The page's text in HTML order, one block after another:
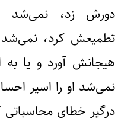
دورش زد، نمی‌شد
تطمیعش کرد،
هیجانش آورد و یا
نمی‌شد او را اسیر
درگیر خطای محاسباتی